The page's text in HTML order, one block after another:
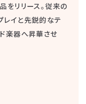
をリリース。従来の
レイと先鋭的なテ
楽器へ昇華させ